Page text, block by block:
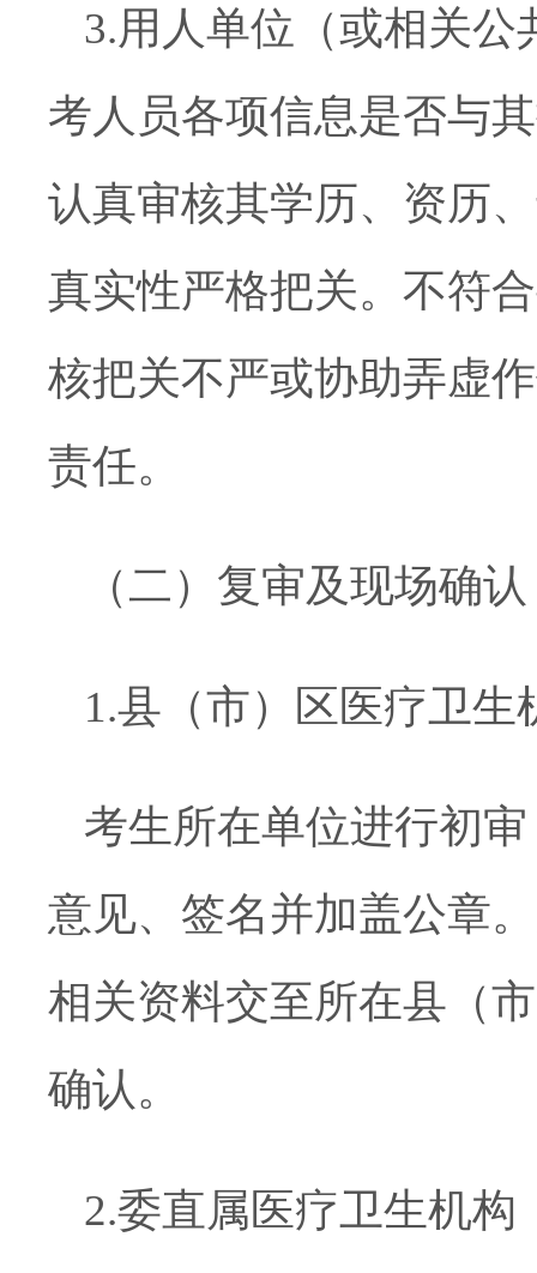
3.用人单位（或相关公
考人员各项信息是否与
认真审核其学历、资历
真实性严格把关。不符
核把关不严或协助弄虚
责任。
（二）复审及现场确认
1.县（市）区医疗卫生
考生所在单位进行初
意见、签名并加盖公章
相关资料交至所在县（
确认。
2.委直属医疗卫生机构